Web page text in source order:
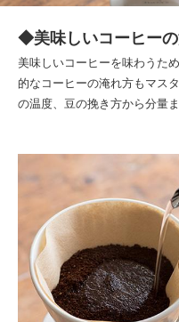
◆美味しいコーヒー
美味しいコーヒーを味わうた
的なコーヒーの淹れ方もマス
の温度、豆の挽き方から分量